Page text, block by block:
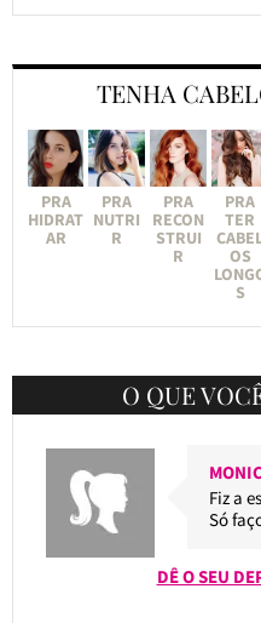
TENHA
PRA
HIDRAT
AR
PRA
NUTRI
R
PRA
RECON
STRUI
R
PRA
TER
OS
S
O QUE
Fiz a
Só
DÊ O SEU